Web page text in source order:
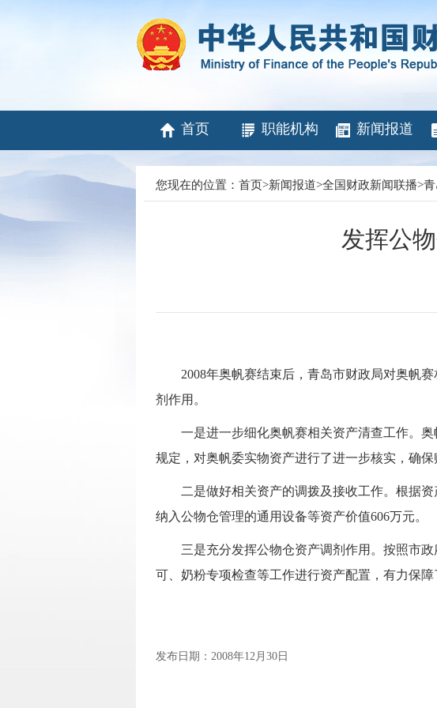
首页 职能机构 新闻报道
您现在的位置： 首页>新闻报道>全国财政新闻联播>
发挥公
2008年奥帆赛结束后，青岛市财政局对奥帆
剂作用。
一是进一步细化奥帆赛相关资产清查工作。 奥
规定，对奥帆委实物资产进行了进一步核实，确
二是做好相关资产的调拨及接收工作。 根据资
纳入公物仓管理的通用设备等资产价值606万元。
三是充分发挥公物仓资产调剂作用。 按照市政
可、奶粉专项检查等工作进行资产配置，有力保障
发布日期：2008年12月30日